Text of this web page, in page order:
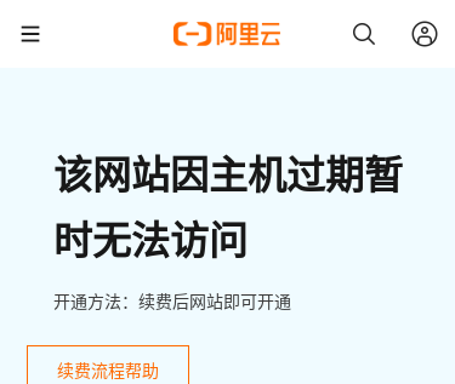
该网站因主机过期暂
时无法访问
开通方法：续费后网站即可开通
续费流程帮助